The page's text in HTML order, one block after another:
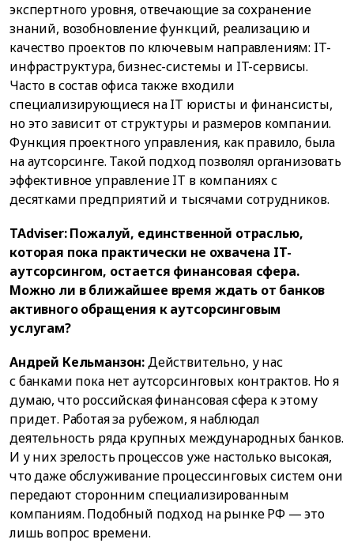
экспертного уровня, отвечающие за сохранение
знаний, возобновление функций, реализацию и
качество проектов по ключевым направлениям: IT-
инфраструктура, бизнес-системы и IT-сервисы.
Часто в состав офиса также входили
специализирующиеся на IT юристы и финансисты,
но это зависит от структуры и размеров компании.
Функция проектного управления, как правило, была
на аутсорсинге. Такой подход позволял организовать
эффективное управление IT в компаниях с
десятками предприятий и тысячами сотрудников.
TAdviser: Пожалуй, единственной отраслью,
которая пока практически не охвачена IT-
аутсорсингом, остается финансовая сфера.
Можно ли в ближайшее время ждать от банков
активного обращения к аутсорсинговым
услугам?
Андрей Кельманзон:Действительно, у нас
с банками пока нет аутсорсинговых контрактов. Но я
думаю, что российская финансовая сфера к этому
придет. Работая за рубежом, я наблюдал
деятельность ряда крупных международных банков.
И у них зрелость процессов уже настолько высокая,
что даже обслуживание процессинговых систем они
передают сторонним специализированным
компаниям. Подобный подход на рынке РФ — это
лишь вопрос времени.